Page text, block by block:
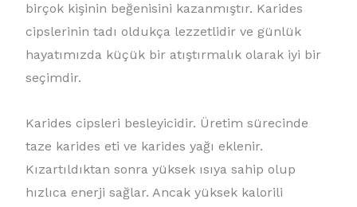
birçok kişinin beğenisini kazanmıştır. Karides
cipslerinin tadı oldukça lezzetlidir ve günlük
hayatımızda küçük bir atıştırmalık olarak iyi bir
seçimdir.
Karides cipsleri besleyicidir. Üretim sürecinde
taze karides eti ve karides yağı eklenir.
Kızartıldıktan sonra yüksek ısıya sahip olup
hızlıca enerji sağlar. Ancak yüksek kalorili